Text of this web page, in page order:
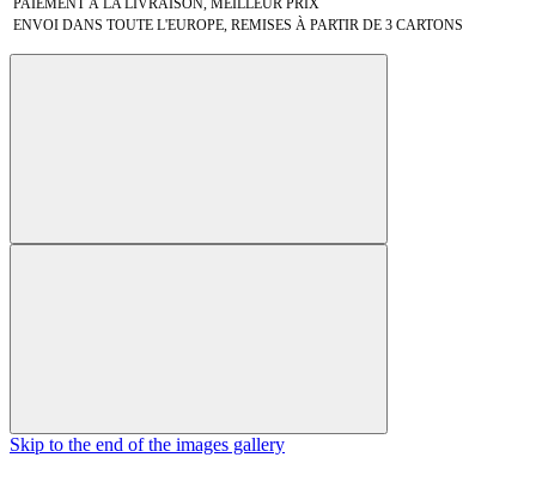
PAIEMENT À LA LIVRAISON, MEILLEUR PRIX
ENVOI DANS TOUTE L'EUROPE, REMISES À PARTIR DE 3 CARTONS
Skip to the end of the images gallery